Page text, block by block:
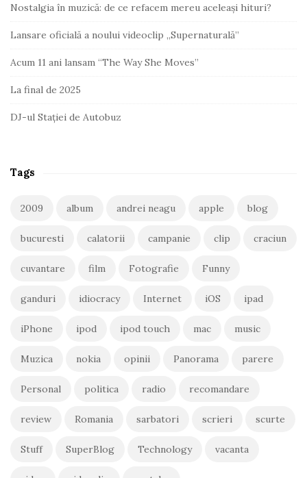
Nostalgia în muzică: de ce refacem mereu aceleași hituri?
Lansare oficială a noului videoclip „Supernaturală”
Acum 11 ani lansam “The Way She Moves”
La final de 2025
DJ-ul Stației de Autobuz
Tags
2009 album andrei neagu apple blog
bucuresti calatorii campanie clip craciun
cuvantare film Fotografie Funny
ganduri idiocracy Internet iOS ipad
iPhone ipod ipod touch mac music
Muzica nokia opinii Panorama parere
Personal politica radio recomandare
review Romania sarbatori scrieri scurte
Stuff SuperBlog Technology vacanta